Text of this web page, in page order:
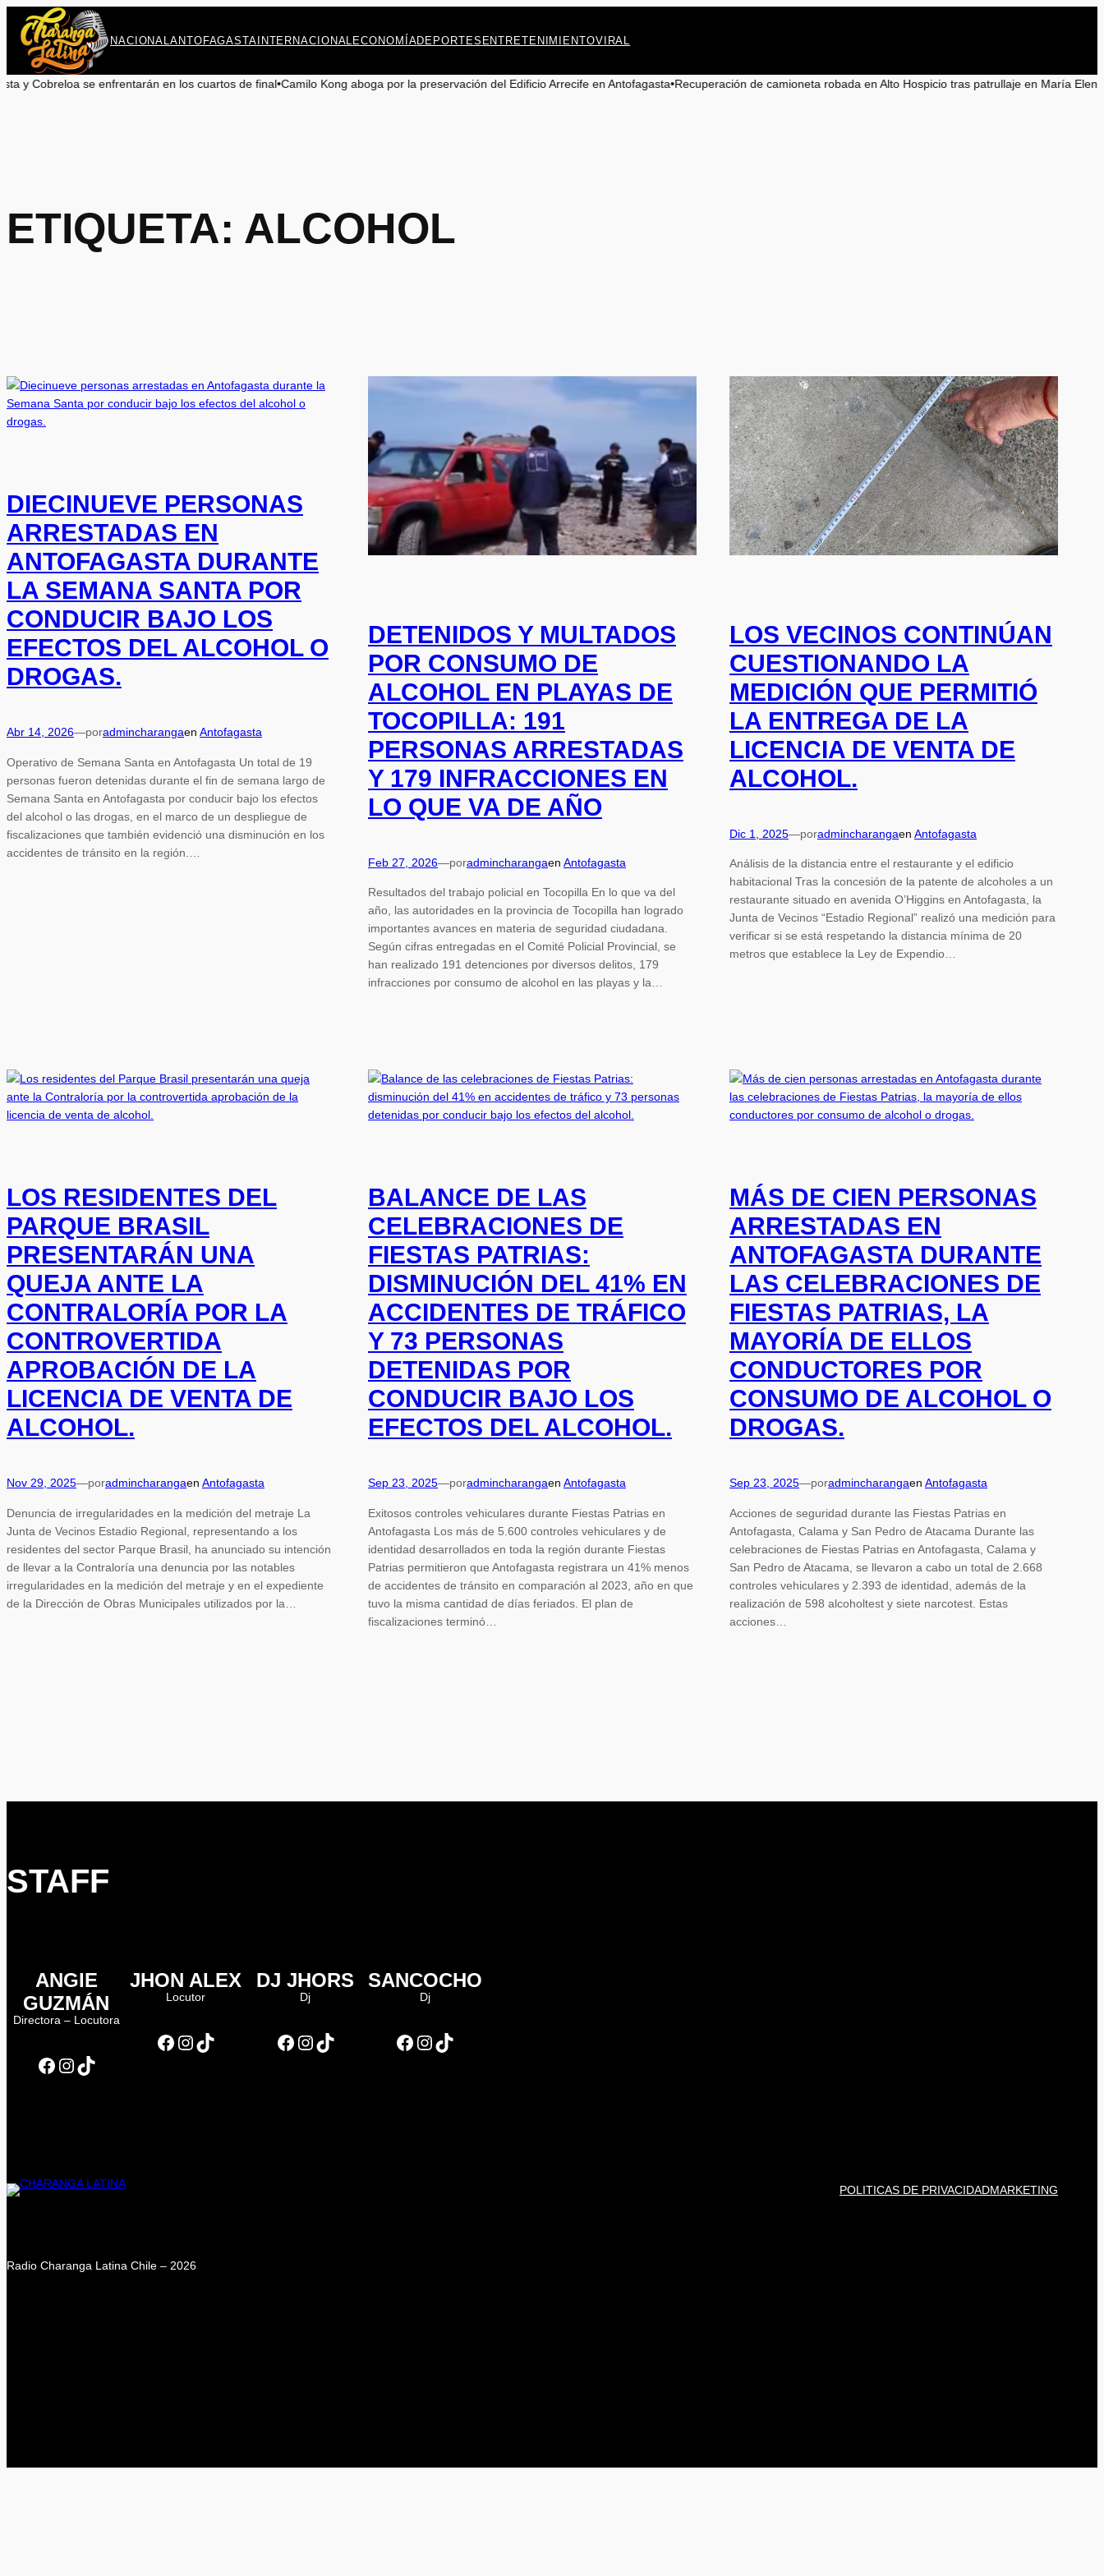
Saltar
contenido
NACIONALANTOFAGASTA INTERNACIONAL ECONOMÍADEPORTES ENTRETENIMIENTOVIRAL
en los cuartos de final •Camilo Kong aboga por la preservación del Edificio Arrecife en Antofagasta•Recuperación de camioneta robada en Alto Hospicio tras patrullaje en María Elena•Seremi advierte
ETIQUETA: ALCOHOL
DIECINUEVE PERSONAS
ARRESTADAS EN
ANTOFAGASTA DURANTE
LA SEMANA SANTA POR
CONDUCIR BAJO LOS
EFECTOS DEL ALCOHOL O
DROGAS.
Abr 14, 2026—poradmincharangaen Antofagasta
Operativo de Semana Santa en Antofagasta Un total de 19
personas fueron detenidas durante el fin de semana largo de
Semana Santa en Antofagasta por conducir bajo los efectos
del alcohol o las drogas, en el marco de un despliegue de
fiscalizaciones que también evidenció una disminución en los
accidentes de tránsito en la región.…
DETENIDOS Y MULTADOS
POR CONSUMO DE
ALCOHOL EN PLAYAS DE
TOCOPILLA: 191
PERSONAS ARRESTADAS
Y 179 INFRACCIONES EN
LO QUE VA DE AÑO
Feb 27, 2026—poradmincharangaen Antofagasta
Resultados del trabajo policial en Tocopilla En lo que va del
año, las autoridades en la provincia de Tocopilla han logrado
importantes avances en materia de seguridad ciudadana.
Según cifras entregadas en el Comité Policial Provincial, se
han realizado 191 detenciones por diversos delitos, 179
infracciones por consumo de alcohol en las playas y la…
LOS VECINOS CONTINÚAN
CUESTIONANDO LA
MEDICIÓN QUE PERMITIÓ
LA ENTREGA DE LA
LICENCIA DE VENTA DE
ALCOHOL.
Dic 1, 2025—poradmincharangaen Antofagasta
Análisis de la distancia entre el restaurante y el edificio
habitacional Tras la concesión de la patente de alcoholes a un
restaurante situado en avenida O’Higgins en Antofagasta, la
Junta de Vecinos “Estadio Regional” realizó una medición para
verificar si se está respetando la distancia mínima de 20
metros que establece la Ley de Expendio…
LOS RESIDENTES DEL
PARQUE BRASIL
PRESENTARÁN UNA
QUEJA ANTE LA
CONTRALORÍA POR LA
CONTROVERTIDA
APROBACIÓN DE LA
LICENCIA DE VENTA DE
ALCOHOL.
Nov 29, 2025—poradmincharangaen Antofagasta
Denuncia de irregularidades en la medición del metraje La
Junta de Vecinos Estadio Regional, representando a los
residentes del sector Parque Brasil, ha anunciado su intención
de llevar a la Contraloría una denuncia por las notables
irregularidades en la medición del metraje y en el expediente
de la Dirección de Obras Municipales utilizados por la…
BALANCE DE LAS
CELEBRACIONES DE
FIESTAS PATRIAS:
DISMINUCIÓN DEL 41% EN
ACCIDENTES DE TRÁFICO
Y 73 PERSONAS
DETENIDAS POR
CONDUCIR BAJO LOS
EFECTOS DEL ALCOHOL.
Sep 23, 2025—poradmincharangaen Antofagasta
Exitosos controles vehiculares durante Fiestas Patrias en
Antofagasta Los más de 5.600 controles vehiculares y de
identidad desarrollados en toda la región durante Fiestas
Patrias permitieron que Antofagasta registrara un 41% menos
de accidentes de tránsito en comparación al 2023, año en que
tuvo la misma cantidad de días feriados. El plan de
fiscalizaciones terminó…
MÁS DE CIEN PERSONAS
ARRESTADAS EN
ANTOFAGASTA DURANTE
LAS CELEBRACIONES DE
FIESTAS PATRIAS, LA
MAYORÍA DE ELLOS
CONDUCTORES POR
CONSUMO DE ALCOHOL O
DROGAS.
Sep 23, 2025—poradmincharangaen Antofagasta
Acciones de seguridad durante las Fiestas Patrias en
Antofagasta, Calama y San Pedro de Atacama Durante las
celebraciones de Fiestas Patrias en Antofagasta, Calama y
San Pedro de Atacama, se llevaron a cabo un total de 2.668
controles vehiculares y 2.393 de identidad, además de la
realización de 598 alcoholtest y siete narcotest. Estas
acciones…
STAFF
ANGIE
GUZMÁN
Directora – Locutora
Facebook Instagram TikTok
JHON ALEX
Locutor
Facebook Instagram TikTok
DJ JHORS
Dj
Facebook Instagram TikTok
SANCOCHO
Dj
Facebook Instagram TikTok
POLITICAS DE PRIVACIDADMARKETING
Radio Charanga Latina Chile – 2026